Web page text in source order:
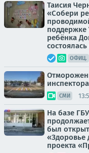
Таисия
«Собери
ребёнка
ОФИЦ.
СМИ
На базе
был
«Здоровье
проекта